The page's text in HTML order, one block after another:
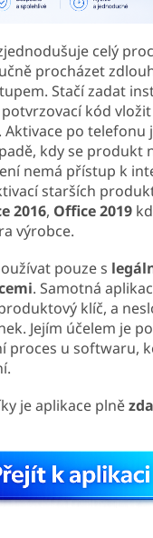
celý
procházet
Stačí zadat
kód
po telefonu
kdy se produkt
nemá přístup k
starších
2016, Office 2019
výrobce.
pouze s
. Samotná
klíč, a
Jejím účelem je
proces u softwaru,
je aplikace plně